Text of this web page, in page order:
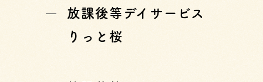
放課後等デイサービス
りっと桜